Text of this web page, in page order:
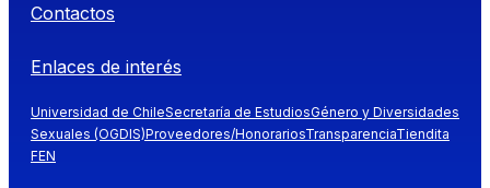
Contactos
Enlaces de interés
Universidad de ChileSecretaría de EstudiosGénero y Diversidades
Sexuales (OGDIS)Proveedores/HonorariosTransparenciaTiendita
FEN